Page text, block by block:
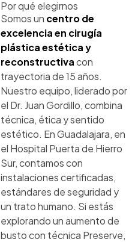
Por qué elegirnos
Somos un centro de
excelencia en cirugía
plástica estética y
reconstructivacon
trayectoria de 15 años.
Nuestro equipo, liderado por
el Dr. Juan Gordillo, combina
técnica, ética y sentido
estético. En Guadalajara, en
el Hospital Puerta de Hierro
Sur, contamos con
instalaciones certificadas,
estándares de seguridad y
un trato humano. Si estás
explorando un aumento de
busto con técnica Preserve,